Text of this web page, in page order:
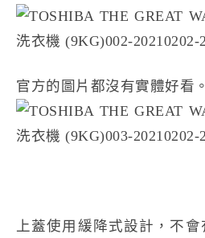
官方的圖片都沒有實體好看。
上蓋使用緩降式設計，不